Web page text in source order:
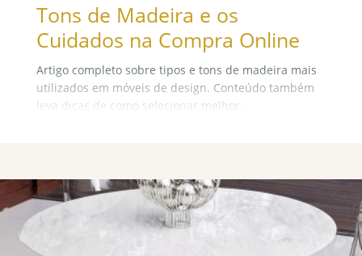
Tons de Madeira e os
Cuidados na Compra Online
Artigo completo sobre tipos e tons de madeira mais
utilizados em móveis de design. Conteúdo também
leva dicas de como selecionar melhor.